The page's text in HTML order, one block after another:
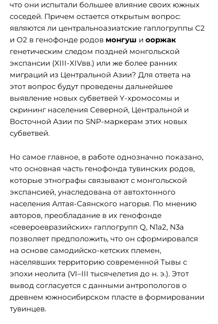
что они испытали большее влияние своих южных
соседей. Причем остается открытым вопрос:
являются ли центральноазиатские гаплогруппы C2
и О2 в генофонде родов монгуш и ооржак
генетическим следом поздней монгольской
экспансии (XIII-XIVвв.) или же более ранних
миграций из Центральной Азии? Для ответа на
этот вопрос будут проведены дальнейшее
выявление новых субветвей Y-хромосомы и
скрининг населения Северной, Центральной и
Восточной Азии по SNP-маркерам этих новых
субветвей.
Но самое главное, в работе однозначно показано,
что основная часть генофонда тувинских родов,
которые этнографы связывают с монгольской
экспансией, унаследована от автохтонного
населения Алтая-Саянского нагорья. По мнению
авторов, преобладание в их генофонде
«североевразийских» гаплогрупп Q, N1a2, N3a
позволяет предположить, что он сформировался
на основе самодийско-кетских племен,
населявших территорию современной Тывы с
эпохи неолита (VI–III тысячелетия до н. э.). Этот
вывод согласуется с данными антропологов о
древнем южносибирском пласте в формировании
тувинцев.